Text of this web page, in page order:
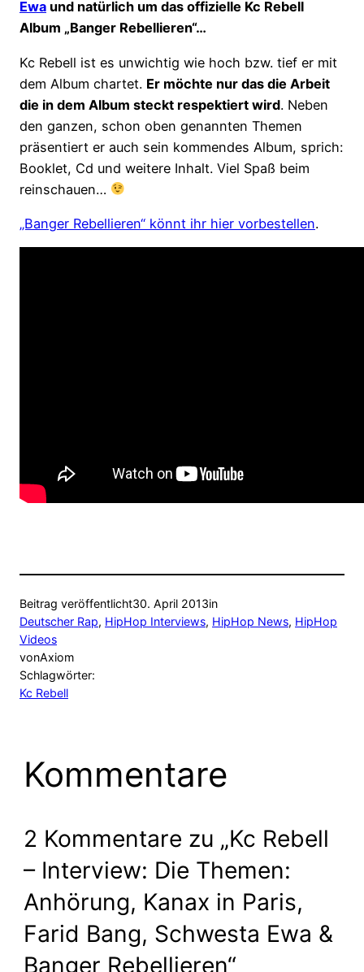
Ewa und natürlich um das offizielle Kc Rebell
Album „Banger Rebellieren“…
Kc Rebell ist es unwichtig wie hoch bzw. tief er mit
dem Album chartet. Er möchte nur das die Arbeit
die in dem Album steckt respektiert wird. Neben
den ganzen, schon oben genannten Themen
präsentiert er auch sein kommendes Album, sprich:
Booklet, Cd und weitere Inhalt. Viel Spaß beim
reinschauen…
„Banger Rebellieren“ könnt ihr hier vorbestellen.
Beitrag veröffentlicht30. April 2013in
Deutscher Rap, HipHop Interviews, HipHop News, HipHop
Videos
vonAxiom
Schlagwörter:
Kc Rebell
Kommentare
2 Kommentare zu „Kc Rebell
– Interview: Die Themen:
Anhörung, Kanax in Paris,
Farid Bang, Schwesta Ewa &
Banger Rebellieren“